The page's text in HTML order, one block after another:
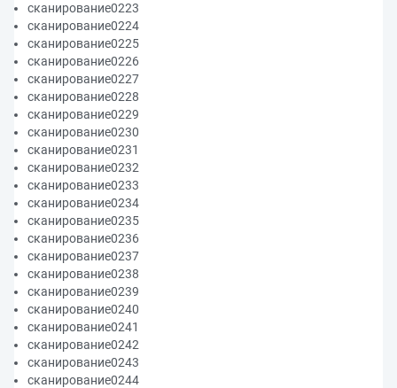
сканирование0223
сканирование0224
сканирование0225
сканирование0226
сканирование0227
сканирование0228
сканирование0229
сканирование0230
сканирование0231
сканирование0232
сканирование0233
сканирование0234
сканирование0235
сканирование0236
сканирование0237
сканирование0238
сканирование0239
сканирование0240
сканирование0241
сканирование0242
сканирование0243
сканирование0244